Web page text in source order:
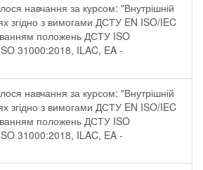
навчання за курсом: "Внутрішній
згідно з вимогами ДСТУ EN ISO/IEC
положень ДСТУ ISO
31000:2018, ILAC, EA -
навчання за курсом: "Внутрішній
згідно з вимогами ДСТУ EN ISO/IEC
положень ДСТУ ISO
31000:2018, ILAC, EA -